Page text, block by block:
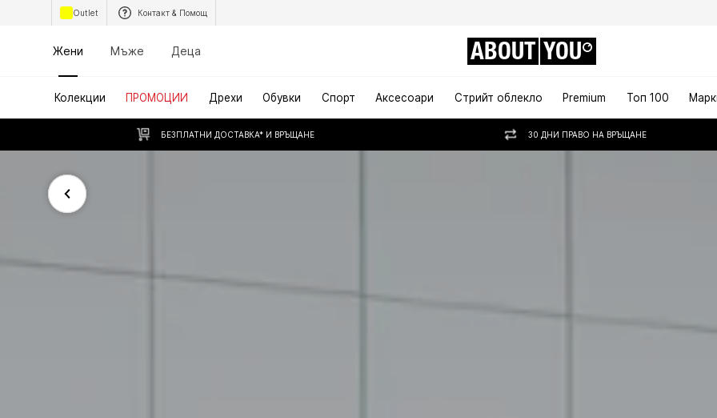
Outlet Контакт & Помощ
Жени Мъже Деца ABOUT YOU
Колекции ПРОМОЦИИ Дрехи Обувки Спорт Аксесоари Стрийт облекло Premium Топ 100
БЕЗПЛАТНИ ДОСТАВКА* И ВРЪЩАНЕ 30 ДНИ ПРАВО НА ВРЪЩАНЕ